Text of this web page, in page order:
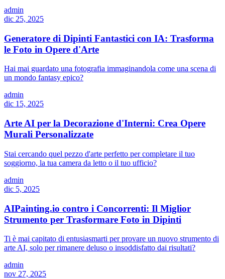
admin
dic 25, 2025
Generatore di Dipinti Fantastici con IA: Trasforma
le Foto in Opere d'Arte
Hai mai guardato una fotografia immaginandola come una scena di
un mondo fantasy epico?
admin
dic 15, 2025
Arte AI per la Decorazione d'Interni: Crea Opere
Murali Personalizzate
Stai cercando quel pezzo d'arte perfetto per completare il tuo
soggiorno, la tua camera da letto o il tuo ufficio?
admin
dic 5, 2025
AIPainting.io contro i Concorrenti: Il Miglior
Strumento per Trasformare Foto in Dipinti
Ti è mai capitato di entusiasmarti per provare un nuovo strumento di
arte AI, solo per rimanere deluso o insoddisfatto dai risultati?
admin
nov 27, 2025